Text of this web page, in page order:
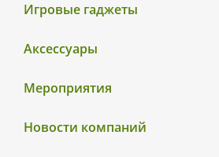
Игровые гаджеты
Аксессуары
Мероприятия
Новости компаний